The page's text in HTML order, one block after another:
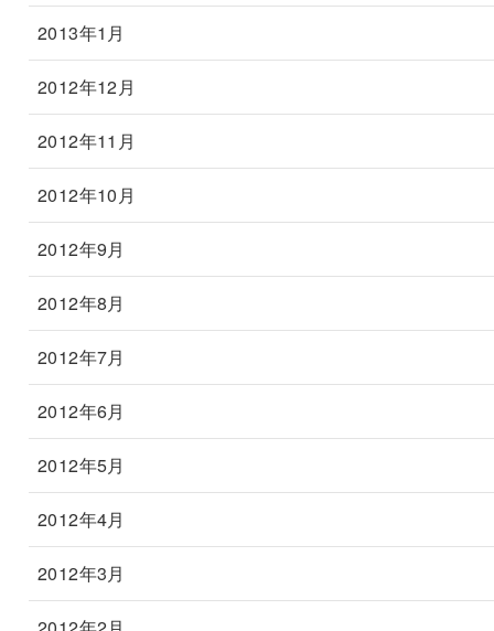
2013年1月
2012年12月
2012年11月
2012年10月
2012年9月
2012年8月
2012年7月
2012年6月
2012年5月
2012年4月
2012年3月